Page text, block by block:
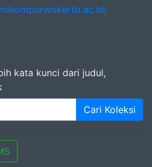
kata kunci dari judul,
Cari Koleksi